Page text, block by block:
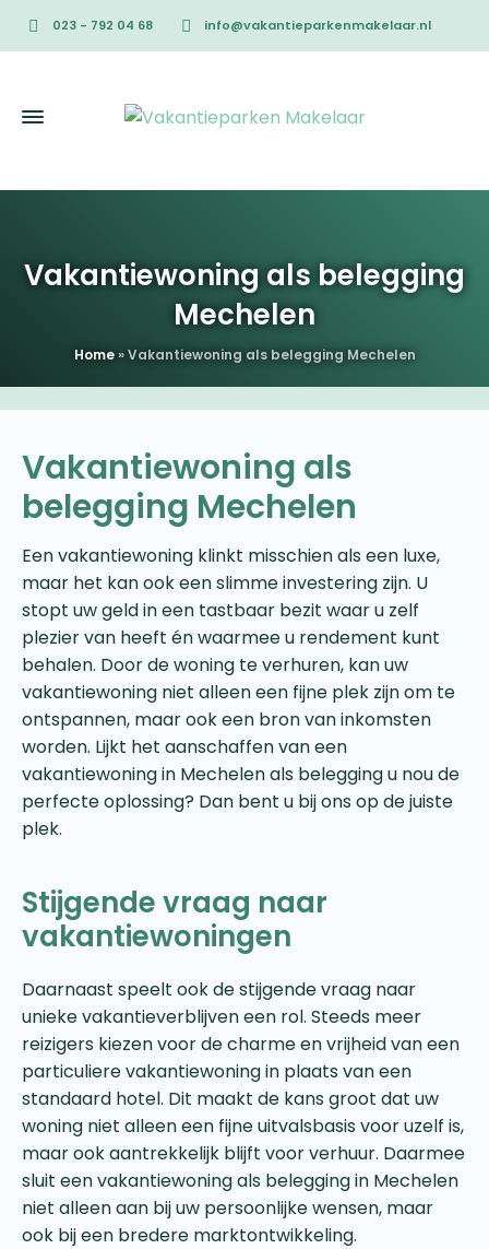
023 - 792 04 68 info@vakantieparkenmakelaar.nl
Vakantiewoning als belegging
Mechelen
Home»Vakantiewoning als belegging Mechelen
Vakantiewoning als
belegging Mechelen
Een vakantiewoning klinkt misschien als een luxe,
maar het kan ook een slimme investering zijn. U
stopt uw geld in een tastbaar bezit waar u zelf
plezier van heeft én waarmee u rendement kunt
behalen. Door de woning te verhuren, kan uw
vakantiewoning niet alleen een fijne plek zijn om te
ontspannen, maar ook een bron van inkomsten
worden. Lijkt het aanschaffen van een
vakantiewoning in Mechelen als belegging u nou de
perfecte oplossing? Dan bent u bij ons op de juiste
plek.
Stijgende vraag naar
vakantiewoningen
Daarnaast speelt ook de stijgende vraag naar
unieke vakantieverblijven een rol. Steeds meer
reizigers kiezen voor de charme en vrijheid van een
particuliere vakantiewoning in plaats van een
standaard hotel. Dit maakt de kans groot dat uw
woning niet alleen een fijne uitvalsbasis voor uzelf is,
maar ook aantrekkelijk blijft voor verhuur. Daarmee
sluit een vakantiewoning als belegging in Mechelen
niet alleen aan bij uw persoonlijke wensen, maar
ook bij een bredere marktontwikkeling.